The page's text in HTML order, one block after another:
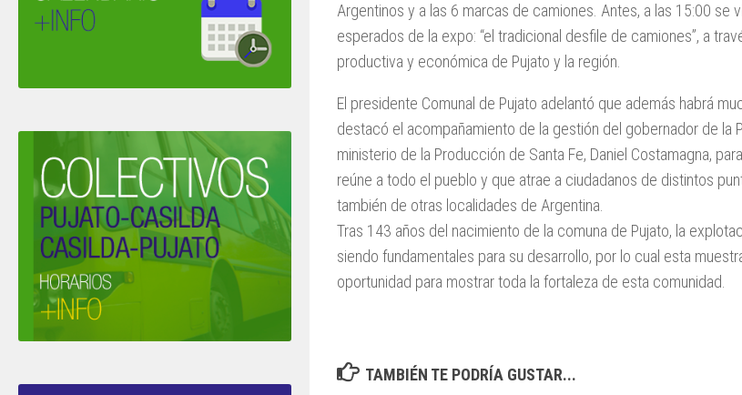
Argentinos y a las 6 marcas de camiones. Antes, a las 15:00 se
esperados de la expo: “el tradicional desfile de camiones”, a
productiva y económica de Pujato y la región.
El presidente Comunal de Pujato adelantó que además habrá
destacó el acompañamiento de la gestión del gobernador de la
ministerio de la Producción de Santa Fe, Daniel Costamagna,
reúne a todo el pueblo y que atrae a ciudadanos de distintos
también de otras localidades de Argentina.
Tras 143 años del nacimiento de la comuna de Pujato, la
siendo fundamentales para su desarrollo, por lo cual esta
oportunidad para mostrar toda la fortaleza de esta comunidad.
TAMBIÉN TE PODRÍA GUSTAR...